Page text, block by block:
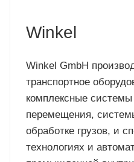
Winkel
Winkel GmbH
транспортное
комплексные системы
перемещения,
обработке грузов, и
технологиях и